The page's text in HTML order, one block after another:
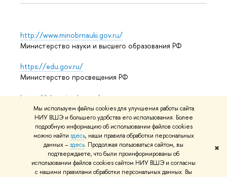
Мы используем файлы cookies для улучшения работы сайта
НИУ ВШЭ и большего удобства его использования. Более
подробную информацию об использовании файлов cookies
можно найти здесь, наши правила обработки персональных
данных –здесь. Продолжая пользоваться сайтом, вы
подтверждаете, что были проинформированы об
использовании файлов cookies сайтом НИУ ВШЭ и согласны
с нашими правилами обработки персональных данных. Вы
✖
http://www.minobrnauki.gov.ru/
Министерство науки и высшего образования РФ
https://edu.gov.ru/
Министерство просвещения РФ
https://elearning.hse.ru/mooc
Массовые открытые онлайн-курсы
© НИУ ВШЭ 1993–2026 Адреса и контактыУсловия
использования материаловПолитика конфиденциальности
Карта сайта